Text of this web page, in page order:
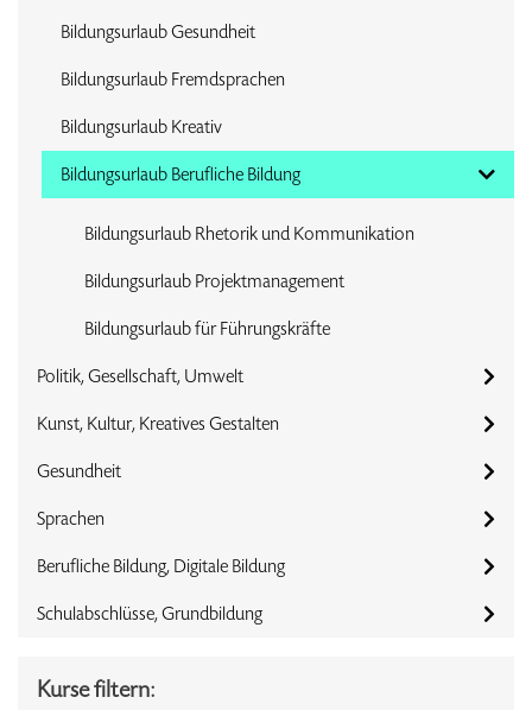
Bildungsurlaub Gesundheit
Bildungsurlaub Fremdsprachen
Bildungsurlaub Kreativ
Bildungsurlaub Berufliche Bildung
Bildungsurlaub Rhetorik und Kommunikation
Bildungsurlaub Projektmanagement
Bildungsurlaub für Führungskräfte
Politik, Gesellschaft, Umwelt
Kunst, Kultur, Kreatives Gestalten
Gesundheit
Sprachen
Berufliche Bildung, Digitale Bildung
Schulabschlüsse, Grundbildung
Kurse filtern: